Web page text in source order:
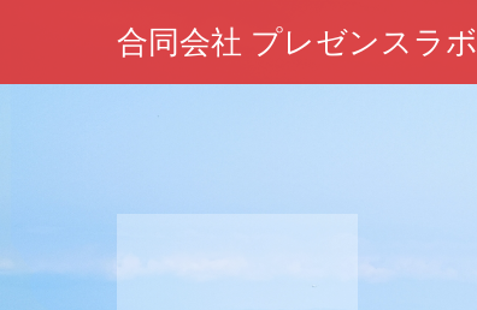
合同会社 プレゼンスラボ